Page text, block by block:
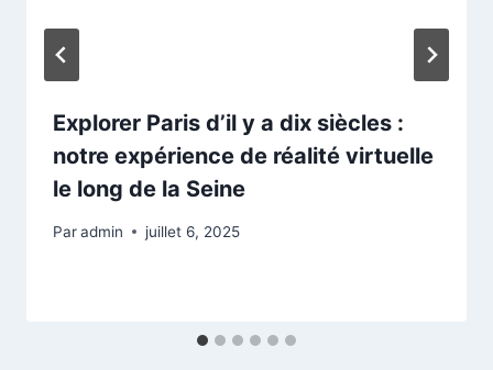
Explorer Paris d’il y a dix siècles :
notre expérience de réalité virtuelle
le long de la Seine
Paradmin juillet 6, 2025